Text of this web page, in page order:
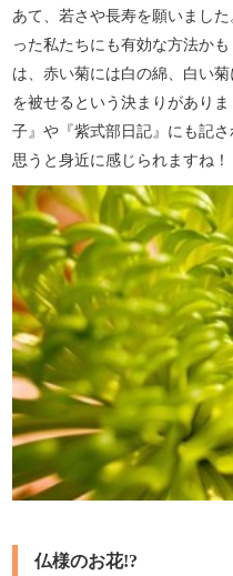
あて、若さや長寿を願いまし
った私たちにも有効な方法か
は、赤い菊には白の綿、白い
を被せるという決まりがあり
子』や『紫式部日記』にも記
思うと身近に感じられますね！
仏様のお花!?